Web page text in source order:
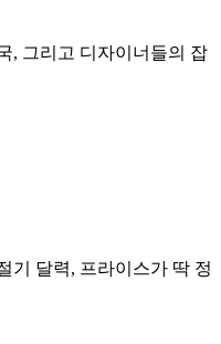
, 그리고 디자이너들의 잡
기 달력, 프라이스가 딱 정